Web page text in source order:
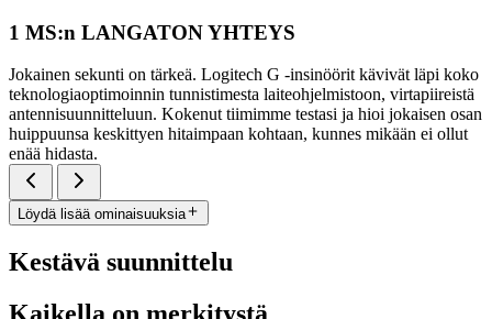
1 MS:n LANGATON YHTEYS
Jokainen sekunti on tärkeä. Logitech G -insinöörit kävivät läpi koko
teknologiaoptimoinnin tunnistimesta laiteohjelmistoon, virtapiireistä
antennisuunnitteluun. Kokenut tiimimme testasi ja hioi jokaisen osan
huippuunsa keskittyen hitaimpaan kohtaan, kunnes mikään ei ollut
enää hidasta.
Löydä lisää ominaisuuksia
Kestävä suunnittelu
Kaikella on merkitystä